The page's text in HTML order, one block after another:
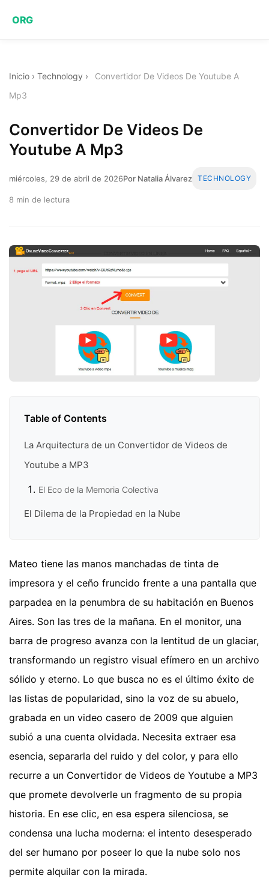
ORG
Inicio › Technology ›
Convertidor De Videos De Youtube A
Mp3
Convertidor De Videos De
Youtube A Mp3
miércoles, 29 de abril de 2026Por Natalia Álvarez TECHNOLOGY
8 min de lectura
Table of Contents
La Arquitectura de un Convertidor de Videos de
Youtube a MP3
El Eco de la Memoria Colectiva
El Dilema de la Propiedad en la Nube
Mateo tiene las manos manchadas de tinta de
impresora y el ceño fruncido frente a una pantalla que
parpadea en la penumbra de su habitación en Buenos
Aires. Son las tres de la mañana. En el monitor, una
barra de progreso avanza con la lentitud de un glaciar,
transformando un registro visual efímero en un archivo
sólido y eterno. Lo que busca no es el último éxito de
las listas de popularidad, sino la voz de su abuelo,
grabada en un video casero de 2009 que alguien
subió a una cuenta olvidada. Necesita extraer esa
esencia, separarla del ruido y del color, y para ello
recurre a un Convertidor de Videos de Youtube a MP3
que promete devolverle un fragmento de su propia
historia. En ese clic, en esa espera silenciosa, se
condensa una lucha moderna: el intento desesperado
del ser humano por poseer lo que la nube solo nos
permite alquilar con la mirada.